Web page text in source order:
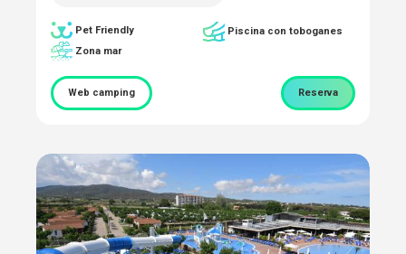
Pet Friendly
Piscina con toboganes
Zona mar
Web camping Reserva